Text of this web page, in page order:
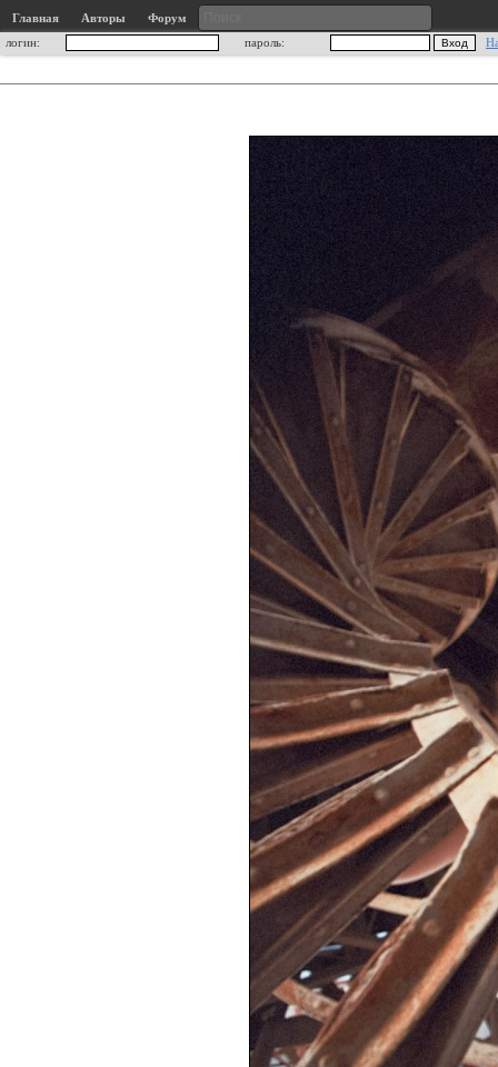
Главная Авторы
Форум
логин:
пароль: